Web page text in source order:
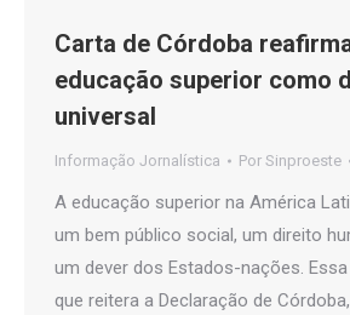
Carta de Córdoba
educação superior como
universal
Informação Jornalística Por Sinproeste
A educação superior na América
um bem público social, um direito
um dever dos Estados-nações.
que reitera a Declaração de